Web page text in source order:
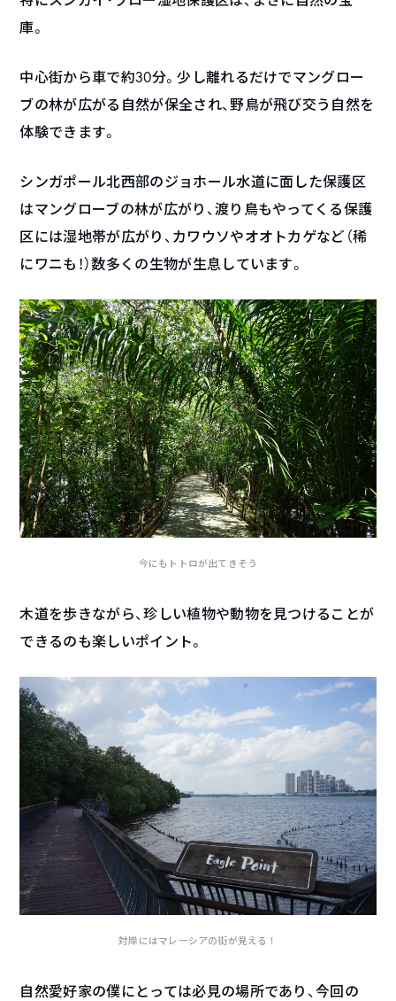
庫。
中心街から車で約30分。少し離れるだけでマングロー
ブの林が広がる自然が保全され、野鳥が飛び交う自然を
体験できます。
シンガポール北西部のジョホール水道に面した保護区
はマングローブの林が広がり、渡り鳥もやってくる保護
区には湿地帯が広がり、カワウソやオオトカゲなど（稀
にワニも！）数多くの生物が生息しています。
今にもトトロが出てきそう
木道を歩きながら、珍しい植物や動物を見つけることが
できるのも楽しいポイント。
対岸にはマレーシアの街が見える！
自然愛好家の僕にとっては必見の場所であり、今回の